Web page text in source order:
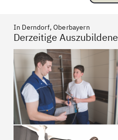
In Derndorf, Oberbayern
Derzeitige Auszubildene